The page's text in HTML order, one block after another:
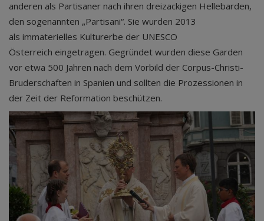
anderen als Partisaner nach ihren dreizackigen Hellebarden,
den sogenannten „Partisani“. Sie wurden 2013
als immaterielles Kulturerbe der UNESCO
Österreich eingetragen. Gegründet wurden diese Garden
vor etwa 500 Jahren nach dem Vorbild der Corpus-Christi-
Bruderschaften in Spanien und sollten die Prozessionen in
der Zeit der Reformation beschützen.